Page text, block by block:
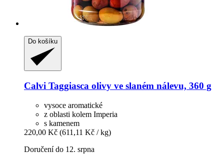
Do košíku
Calvi Taggiasca olivy ve slaném nálevu, 360 g
vysoce aromatické
z oblasti kolem Imperia
s kamenem
220,00 Kč (611,11 Kč / kg)
Doručení do 12. srpna